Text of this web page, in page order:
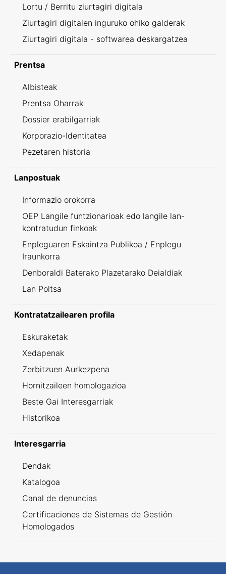
Lortu / Berritu ziurtagiri digitala
Ziurtagiri digitalen inguruko ohiko galderak
Ziurtagiri digitala - softwarea deskargatzea
Prentsa
Albisteak
Prentsa Oharrak
Dossier erabilgarriak
Korporazio-Identitatea
Pezetaren historia
Lanpostuak
Informazio orokorra
OEP Langile funtzionarioak edo langile lan-
kontratudun finkoak
Enpleguaren Eskaintza Publikoa / Enplegu
Iraunkorra
Denboraldi Baterako Plazetarako Deialdiak
Lan Poltsa
Kontratatzailearen profila
Eskuraketak
Xedapenak
Zerbitzuen Aurkezpena
Hornitzaileen homologazioa
Beste Gai Interesgarriak
Historikoa
Interesgarria
Dendak
Katalogoa
Canal de denuncias
Certificaciones de Sistemas de Gestión
Homologados